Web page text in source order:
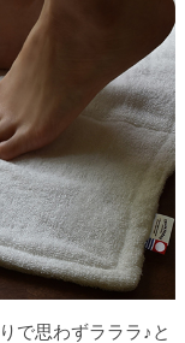
で思わずラララ♪と